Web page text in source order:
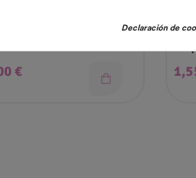
€
Declaración de